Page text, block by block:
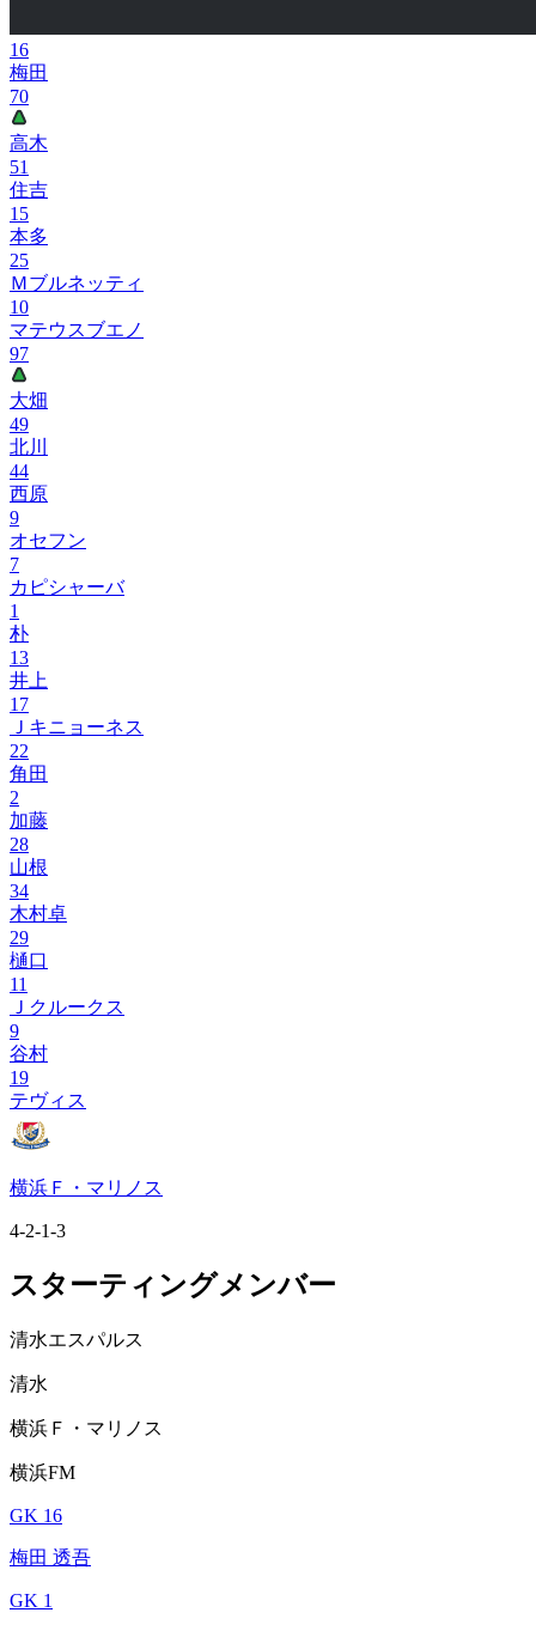
16
梅田
70
高木
51
住吉
15
本多
25
Ｍブルネッティ
10
マテウスブエノ
97
大畑
49
北川
44
西原
9
オセフン
7
カピシャーバ
1
朴
13
井上
17
Ｊキニョーネス
22
角田
2
加藤
28
山根
34
木村卓
29
樋口
11
Ｊクルークス
9
谷村
19
テヴィス
横浜Ｆ・マリノス
4-2-1-3
スターティングメンバー
清水エスパルス
清水
横浜Ｆ・マリノス
横浜FM
GK 16
梅田 透吾
GK 1